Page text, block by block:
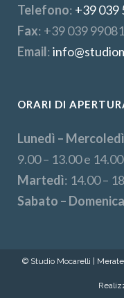
Telefono: +39 039
Fax: +39 039
Email:
ORARI DI
Lunedì –
9.00 – 13.00 e
Martedì: 14.00 –
Sabato –
© Studio Mocarelli | Merate